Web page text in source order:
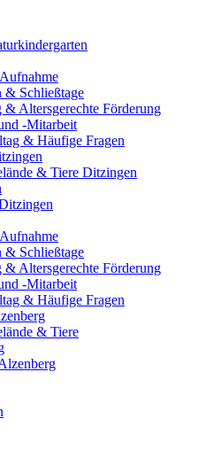
& Schließtage
Altersgerechte Förderung
-Mitarbeit
& Häufige Fragen
& Tiere Ditzingen
& Schließtage
Altersgerechte Förderung
-Mitarbeit
& Häufige Fragen
& Tiere